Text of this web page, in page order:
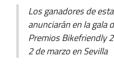
Los ganadores de
anunciarán en la gala
Premios Bikefriendly
2 de marzo en Sevilla